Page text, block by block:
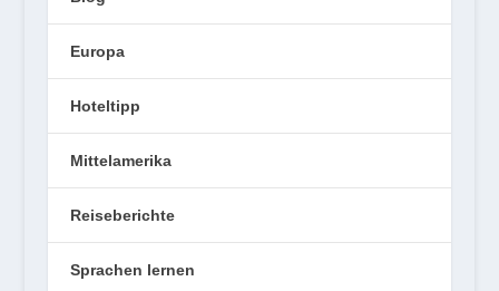
Europa
Hoteltipp
Mittelamerika
Reiseberichte
Sprachen lernen